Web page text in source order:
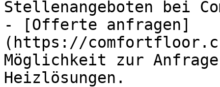
Stellenangeboten bei
- [Offerte anfragen]
(https://
Möglichkeit zur
Heizlösungen.